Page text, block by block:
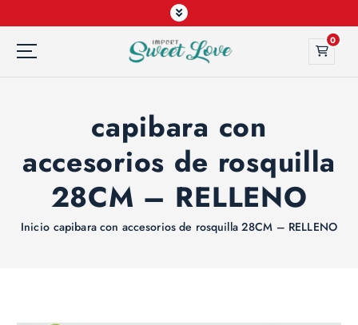
0
capibara con
accesorios de rosquilla
28CM – RELLENO
Inicio capibara con accesorios de rosquilla 28CM – RELLENO